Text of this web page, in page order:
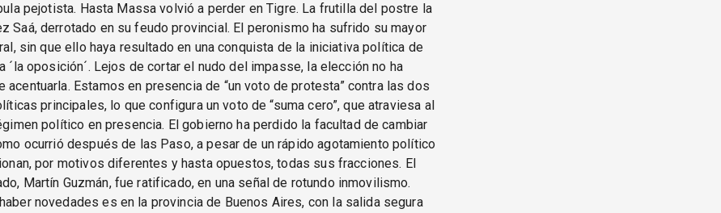
pejotista. Hasta Massa volvió a perder en Tigre. La frutilla del postre la
Saá, derrotado en su feudo provincial. El peronismo ha sufrido su mayor
sin que ello haya resultado en una conquista de la iniciativa política de
´la oposición´. Lejos de cortar el nudo del impasse, la elección no ha
acentuarla. Estamos en presencia de “un voto de protesta” contra las dos
principales, lo que configura un voto de “suma cero”, que atraviesa al
político en presencia. El gobierno ha perdido la facultad de cambiar
ocurrió después de las Paso, a pesar de un rápido agotamiento político
por motivos diferentes y hasta opuestos, todas sus fracciones. El
Martín Guzmán, fue ratificado, en una señal de rotundo inmovilismo.
novedades es en la provincia de Buenos Aires, con la salida segura